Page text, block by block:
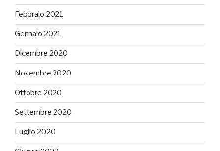
Febbraio 2021
Gennaio 2021
Dicembre 2020
Novembre 2020
Ottobre 2020
Settembre 2020
Luglio 2020